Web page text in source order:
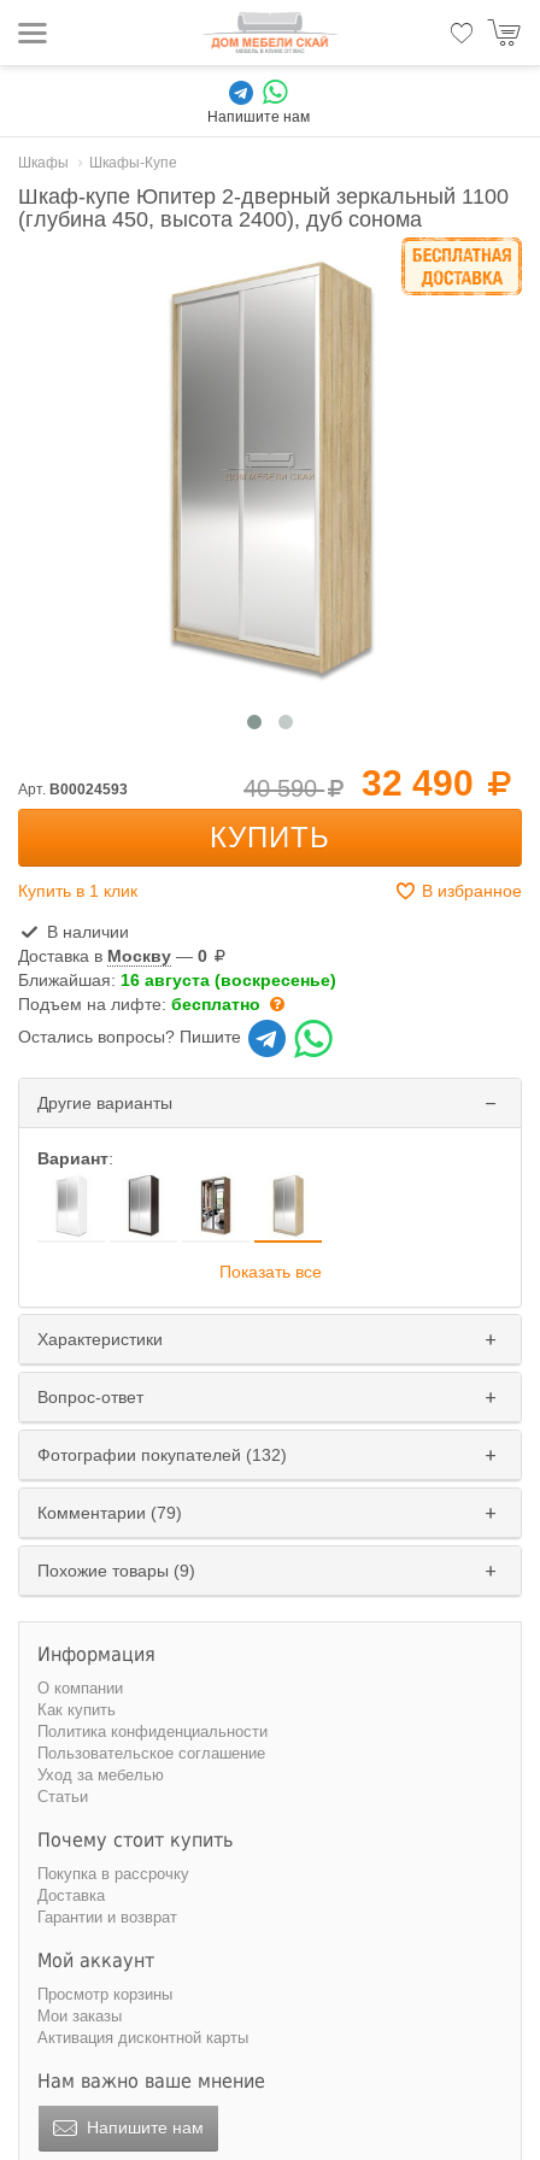
Напишите нам
Шкафы Шкафы-Купе
Шкаф-купе Юпитер 2-дверный зеркальный 1100
(глубина 450, высота 2400), дуб сонома
32 490
40 590
Арт. B00024593
КУПИТЬ
Купить в 1 клик В избранное
В наличии
Доставка в Москву — 0
Ближайшая: 16 августа (воскресенье)
Подъем на лифте: бесплатно
Остались вопросы? Пишите
Другие варианты
Вариант:
45 см 60 см
Ширина:
150 см 160 см 170 см
Высота:
Показать все
Характеристики
Вопрос-ответ
Фотографии покупателей (132)
Комментарии (79)
Похожие товары (9)
Информация
О компании
Как купить
Политика конфиденциальности
Пользовательское соглашение
Уход за мебелью
Статьи
Почему стоит купить
Покупка в рассрочку
Доставка
Гарантии и возврат
Мой аккаунт
Просмотр корзины
Мои заказы
Активация дисконтной карты
Нам важно ваше мнение
Напишите нам